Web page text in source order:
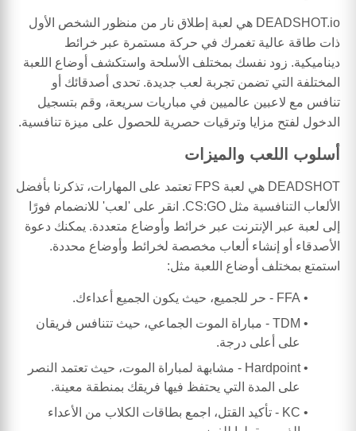
DEADSHOT.io هي لعبة إطلاق نار من منظور الشخص الأول
ذات طاقة عالية تغمرك في حركة مستمرة عبر خرائط
ديناميكية. زود نفسك بمختلف الأسلحة واستكشف أوضاع اللعبة
المختلفة التي تضمن تجربة لعب جديدة. تحدى أصدقائك أو
تنافس مع لاعبين عالميين في مباريات سريعة، وقم بتسجيل
الدخول لفتح مزايا وترقيات حصرية للحصول على ميزة تنافسية.
أسلوب اللعب والميزات
DEADSHOT هي لعبة FPS تعتمد على المهارات، تذكرنا بأفضل
الألعاب التنافسية مثل CS:GO. انقر على 'لعب' للانضمام فورًا
إلى لعبة عبر الإنترنت عبر خرائط وأوضاع متعددة. يمكنك دعوة
الأصدقاء أو إنشاء ألعاب مخصصة لخرائط وأوضاع محددة.
استمتع بمختلف أوضاع اللعبة مثل:
FFA - حر للجميع، حيث يكون الجميع أعداءك.
TDM - مباراة الموت الجماعي، حيث تتنافس فريقان
على أعلى درجة.
Hardpoint - مشابهة لمباراة الموت، حيث تعتمد النصر
على المدة التي يحتفظ فيها فريقك بمنطقة معينة.
KC - تأكيد القتل، اجمع بطاقات الكلاب من الأعداء